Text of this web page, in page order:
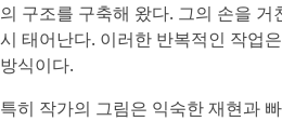
의 구조를 구축해 왔다. 그의 손을
시 태어난다. 이러한 반복적인 작업
방식이다.
특히 작가의 그림은 익숙한 재현과